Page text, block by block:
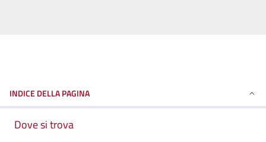
INDICE DELLA PAGINA
Dove si trova